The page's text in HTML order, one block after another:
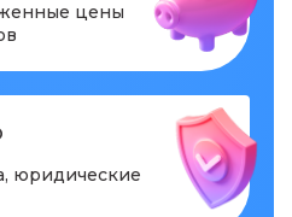
цены
юридические